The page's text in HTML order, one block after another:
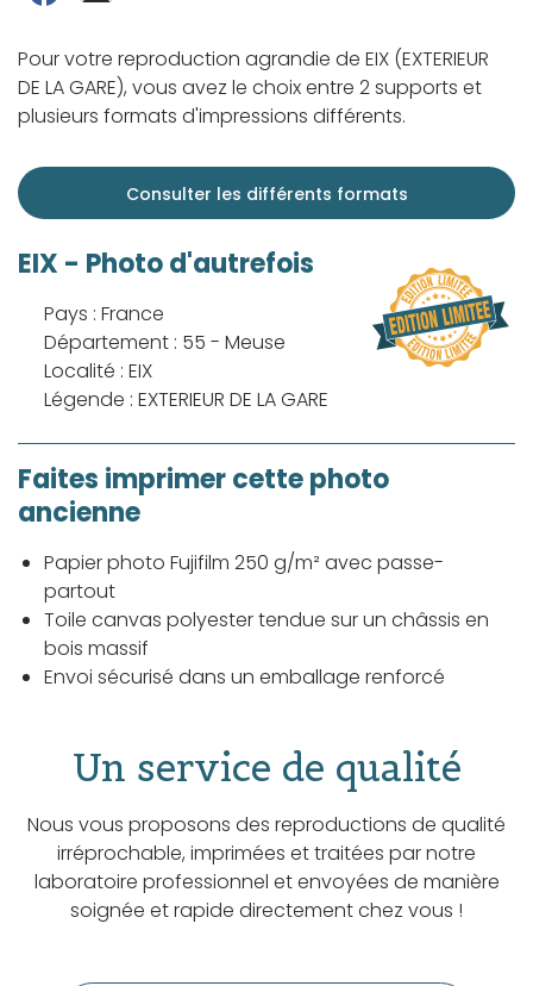
Pour votre reproduction agrandie de EIX (EXTERIEUR
DE LA GARE), vous avez le choix entre 2 supports et
plusieurs formats d'impressions différents.
Consulter les différents formats
EIX - Photo d'autrefois
Pays : France
Département : 55 - Meuse
Localité : EIX
Légende : EXTERIEUR DE LA GARE
Faites imprimer cette photo
ancienne
Papier photo Fujifilm 250 g/m² avec passe-
partout
Toile canvas polyester tendue sur un châssis en
bois massif
Envoi sécurisé dans un emballage renforcé
Un service de qualité
Nous vous proposons des reproductions de qualité
irréprochable, imprimées et traitées par notre
laboratoire professionnel et envoyées de manière
soignée et rapide directement chez vous !